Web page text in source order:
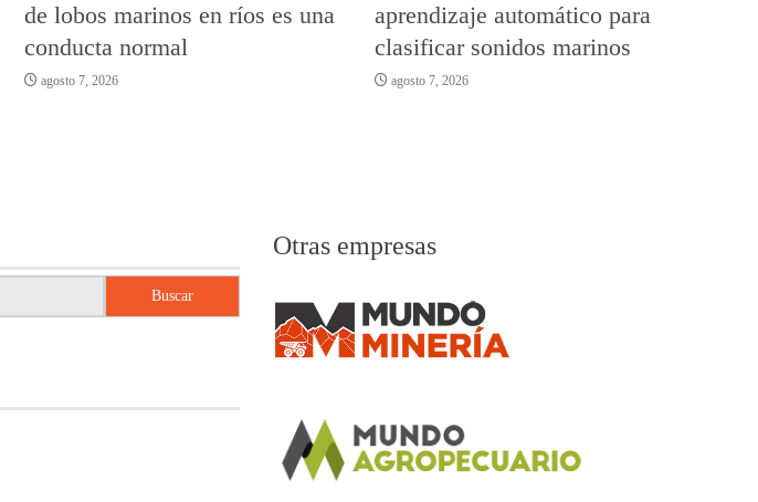
de lobos marinos en ríos es una
conducta normal
agosto 7, 2026
aprendizaje automático para
clasificar sonidos marinos
agosto 7, 2026
Buscar
Otras empresas